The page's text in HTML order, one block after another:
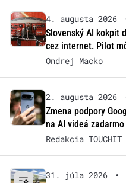
4. augusta 2026
Slovenský AI kokpit
cez internet. Pilot
Ondrej Macko
2. augusta 2026
Zmena podpory
na AI videá
Redakcia TOUCHIT
31. júla 2026 •